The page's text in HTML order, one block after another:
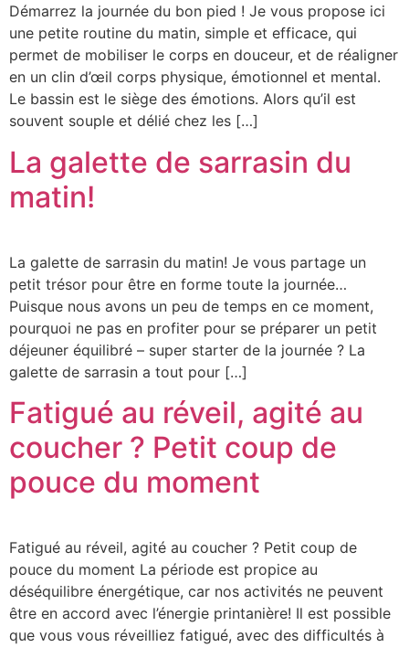
Démarrez la journée du bon pied ! Je vous propose ici
une petite routine du matin, simple et efficace, qui
permet de mobiliser le corps en douceur, et de réaligner
en un clin d’œil corps physique, émotionnel et mental.
Le bassin est le siège des émotions. Alors qu’il est
souvent souple et délié chez les […]
La galette de sarrasin du
matin!
La galette de sarrasin du matin! Je vous partage un
petit trésor pour être en forme toute la journée…
Puisque nous avons un peu de temps en ce moment,
pourquoi ne pas en profiter pour se préparer un petit
déjeuner équilibré – super starter de la journée ? La
galette de sarrasin a tout pour […]
Fatigué au réveil, agité au
coucher ? Petit coup de
pouce du moment
Fatigué au réveil, agité au coucher ? Petit coup de
pouce du moment La période est propice au
déséquilibre énergétique, car nos activités ne peuvent
être en accord avec l’énergie printanière! Il est possible
que vous vous réveilliez fatigué, avec des difficultés à